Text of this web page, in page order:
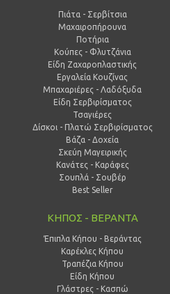
Πιάτα - Σερβίτσια
Μαχαιροπήρουνα
Ποτήρια
Κούπες - Φλυτζάνια
Είδη Ζαχαροπλαστικής
Εργαλεία Κουζίνας
Μπαχαριέρες - Λαδόξυδα
Είδη Σερβιρίσματος
Τσαγιέρες
Δίσκοι - Πλατώ Σερβιρίσματος
Βάζα - Δοχεία
Σκεύη Μαγειρικής
Κανάτες - Καράφες
Σουπλά - Σουβέρ
Best Seller
ΚΗΠΟΣ - ΒΕΡΑΝΤΑ
Έπιπλα Κήπου - Βεράντας
Καρέκλες Κήπου
Τραπέζια Κήπου
Είδη Κήπου
Γλάστρες - Κασπώ